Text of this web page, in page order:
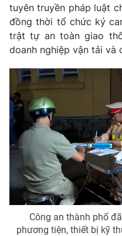
Photo
Video
VTV Money
VTV Sức khoẻ
Thị trường 24h
VTV4
VTV9
tuyên truyền pháp luật
đồng thời tổ chức ký
trật tự an toàn giao
doanh nghiệp vận tải và
Công an thành phố
phương tiện, thiết bị kỹ